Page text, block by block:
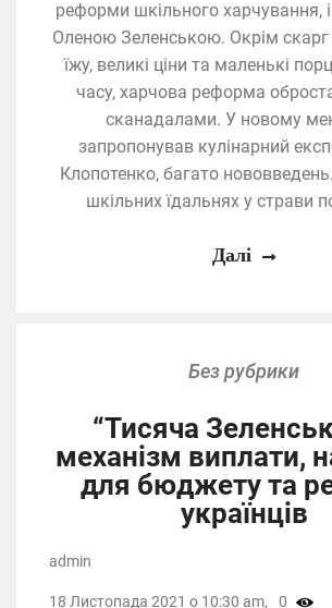
реформи шкільного харчування,
Оленою Зеленською. Окрім
їжу, великі ціни та маленькі
часу, харчова реформа
сканадалами. У новому
запропонував кулінарний
Клопотенко, багато
шкільних їдальнях у страви
Далі
Без рубрики
“Тисяча
механізм виплати,
для бюджету та
українців
admin
18 Листопада 2021 о 10:30 am, 0